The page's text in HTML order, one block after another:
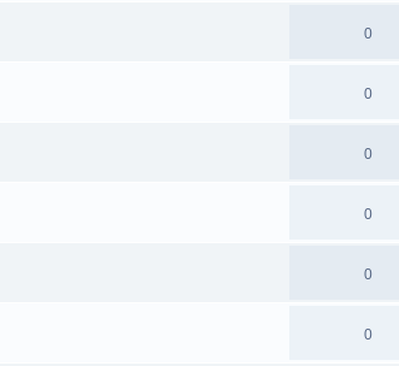
0
0
0
0
0
0